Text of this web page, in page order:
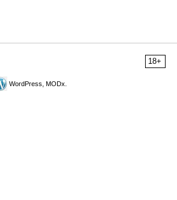
18+
WordPress, MODx.